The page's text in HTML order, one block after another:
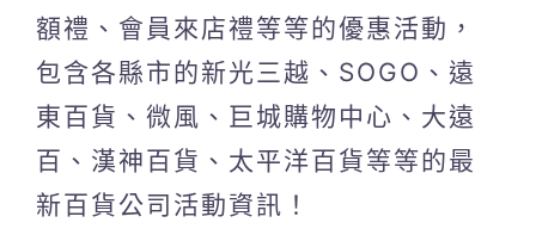
額禮、會員來店禮等等的優惠活動，
包含各縣市的新光三越、SOGO、遠
東百貨、微風、巨城購物中心、大遠
百、漢神百貨、太平洋百貨等等的最
新百貨公司活動資訊！